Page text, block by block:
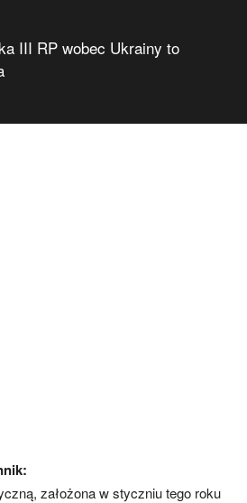
III RP wobec Ukrainy to
założona w styczniu tego roku